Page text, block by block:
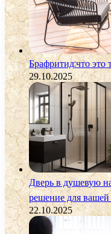
Брафритид:что это
29.10.2025
Дверь в душевую
решение для
22.10.2025